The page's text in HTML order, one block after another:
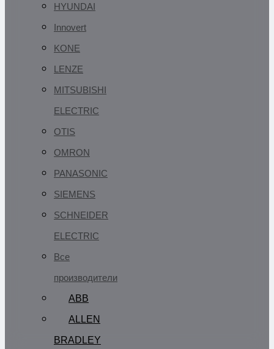
HYUNDAI
Innovert
KONE
LENZE
MITSUBISHI
ELECTRIC
OTIS
OMRON
PANASONIC
SIEMENS
SCHNEIDER
ELECTRIC
Все
производители
ABB
ALLEN
BRADLEY